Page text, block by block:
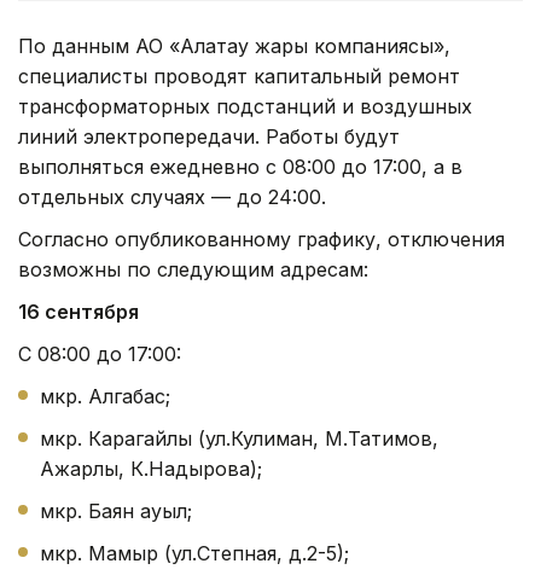
По данным АО «Алатау жарық компаниясы»,
специалисты проводят капитальный ремонт
трансформаторных подстанций и воздушных
линий электропередачи. Работы будут
выполняться ежедневно с 08:00 до 17:00, а в
отдельных случаях — до 24:00.
Согласно опубликованному графику, отключения
возможны по следующим адресам:
16 сентября
С 08:00 до 17:00:
мкр. Алгабас;
мкр. Карагайлы (ул.Кулиман, М.Татимов,
Ажарлы, К.Надырова);
мкр. Баян ауыл;
мкр. Мамыр (ул.Степная, д.2-5);